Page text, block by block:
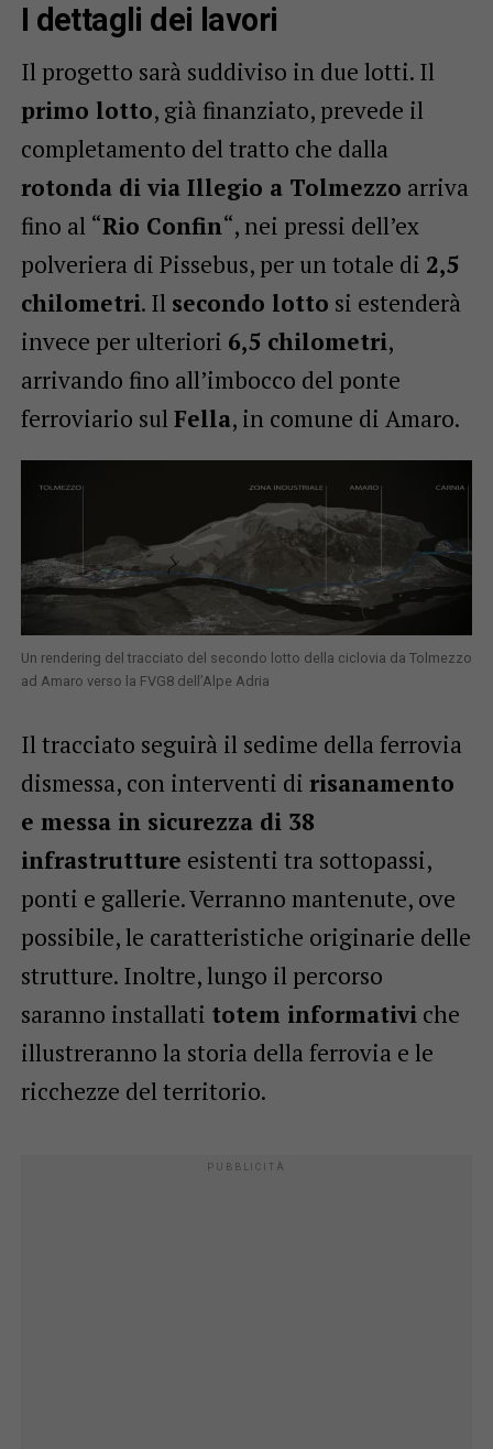
I dettagli dei lavori
Il progetto sarà suddiviso in due lotti. Il
primo lotto, già finanziato, prevede il
completamento del tratto che dalla
rotonda di via Illegio a Tolmezzo arriva
fino al “Rio Confin“, nei pressi dell’ex
polveriera di Pissebus, per un totale di 2,5
chilometri. Il secondo lotto si estenderà
invece per ulteriori 6,5 chilometri,
arrivando fino all’imbocco del ponte
ferroviario sul Fella, in comune di Amaro.
Un rendering del tracciato del secondo lotto della ciclovia da Tolmezzo
ad Amaro verso la FVG8 dell’Alpe Adria
Il tracciato seguirà il sedime della ferrovia
dismessa, con interventi di risanamento
e messa in sicurezza di 38
infrastrutture esistenti tra sottopassi,
ponti e gallerie. Verranno mantenute, ove
possibile, le caratteristiche originarie delle
strutture. Inoltre, lungo il percorso
saranno installati totem informativiche
illustreranno la storia della ferrovia e le
ricchezze del territorio.